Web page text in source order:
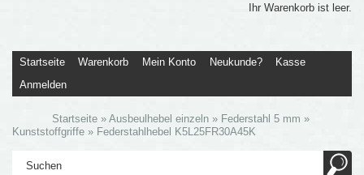
Ihr Warenkorb ist leer.
Startseite Warenkorb Mein Konto Neukunde?
Kasse
Anmelden
Startseite »Ausbeulhebel einzeln » Federstahl 5 mm »
Kunststoffgriffe » Federstahlhebel K5L25FR30A45K